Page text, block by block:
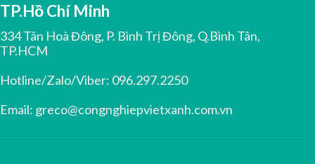
TP.Hồ Chí Minh
334 Tân Hoà Đông, P. Bình Trị Đông, Q.Bình Tân,
TP.HCM
Hotline/Zalo/Viber: 096.297.2250
Email: greco@congnghiepvietxanh.com.vn